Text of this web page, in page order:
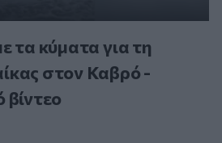
τα κύματα για τη
στον Καβρό -
βίντεο